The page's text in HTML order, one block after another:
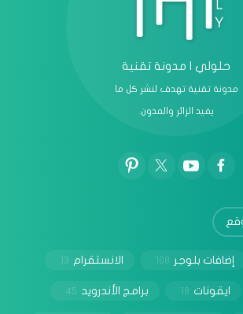
حلولي | مدونة تقنية
مدونة تقنية تهدف لنشر كل ما
يفيد الزائر والمدون.
إضافات بلوجر 108 الانستقرام 13
ايقونات 18 برامج الأندرويد 45